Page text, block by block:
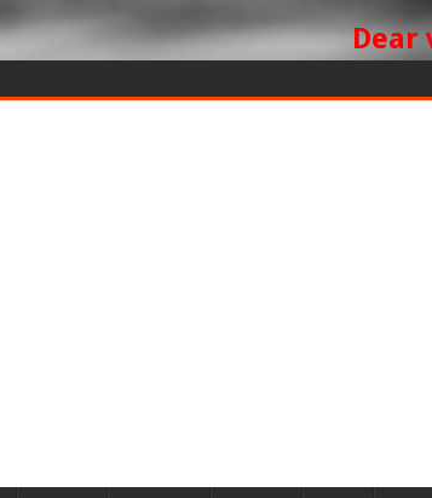
Dear visitor,